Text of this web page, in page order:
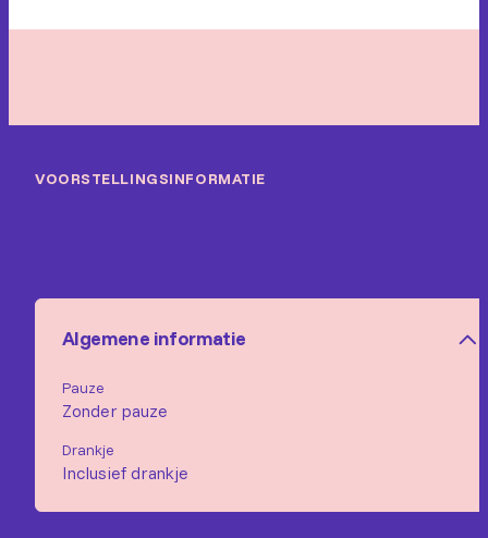
VOORSTELLINGSINFORMATIE
Algemene informatie
Pauze
Zonder pauze
Drankje
Inclusief drankje